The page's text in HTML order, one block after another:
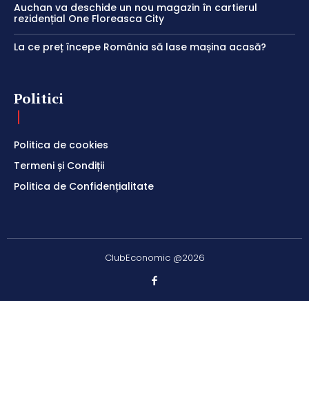
Auchan va deschide un nou magazin în cartierul
rezidențial One Floreasca City
La ce preț începe România să lase mașina acasă?
Politici
Politica de cookies
Termeni și Condiții
Politica de Confidențialitate
ClubEconomic @2026